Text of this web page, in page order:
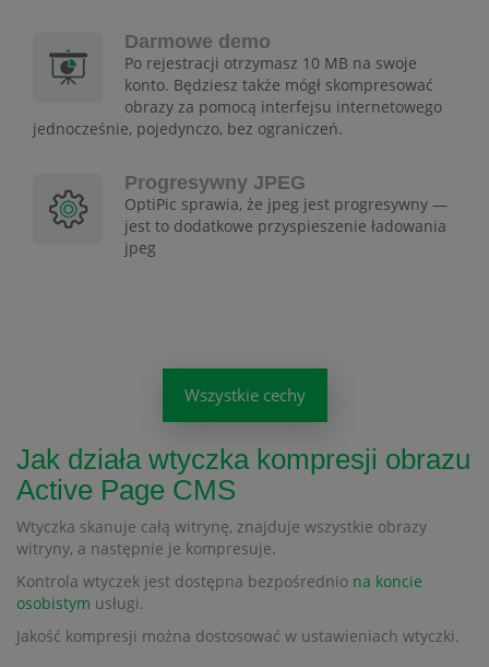
Darmowe demo
Po rejestracji otrzymasz 10 MB na swoje
konto. Będziesz także mógł skompresować
obrazy za pomocą interfejsu internetowego
jednocześnie, pojedynczo, bez ograniczeń.
Progresywny JPEG
OptiPic sprawia, że jpeg jest progresywny —
jest to dodatkowe przyspieszenie ładowania
jpeg
Wszystkie cechy
Jak działa wtyczka kompresji obrazu
Active Page CMS
Wtyczka skanuje całą witrynę, znajduje wszystkie obrazy
witryny, a następnie je kompresuje.
Kontrola wtyczek jest dostępna bezpośrednio na koncie
osobistym usługi.
Jakość kompresji można dostosować w ustawieniach wtyczki.